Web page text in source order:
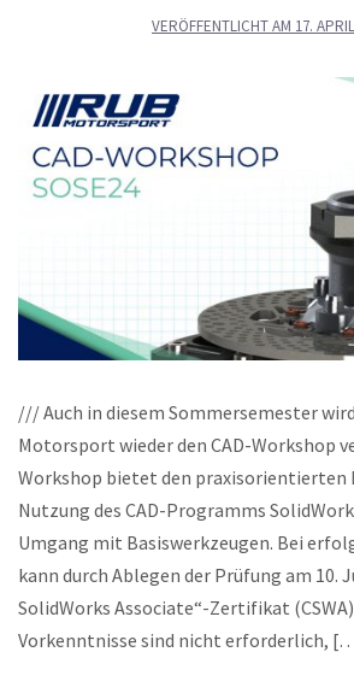
VERÖFFENTLICHT AM 17.
/// Auch in diesem Sommersemester
Motorsport wieder den CAD-Workshop
Workshop bietet den praxisorientierten
Nutzung des CAD-Programms
Umgang mit Basiswerkzeugen. Bei
kann durch Ablegen der Prüfung am 10.
SolidWorks Associate“-Zertifikat
Vorkenntnisse sind nicht erforderlich,